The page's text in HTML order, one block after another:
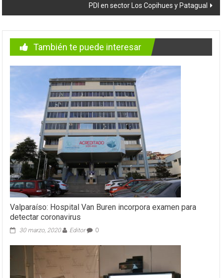
PDI en sector Los Copihues y Patagual
También te puede interesar
Valparaíso: Hospital Van Buren incorpora examen para
detectar coronavirus
30 marzo, 2020 Editor 0